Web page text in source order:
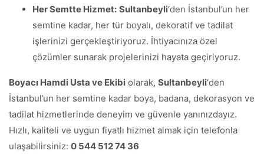
Her Semtte Hizmet: Sultanbeyli‘den İstanbul’un her
semtine kadar, her tür boyalı, dekoratif ve tadilat
işlerinizi gerçekleştiriyoruz. İhtiyacınıza özel
çözümler sunarak projelerinizi hayata geçiriyoruz.
Boyacı Hamdi Usta ve Ekibi olarak, Sultanbeyli‘den
İstanbul’un her semtine kadar boya, badana, dekorasyon ve
tadilat hizmetlerinde deneyim ve güvenle yanınızdayız.
Hızlı, kaliteli ve uygun fiyatlı hizmet almak için telefonla
ulaşabilirsiniz: 0 544 512 74 36